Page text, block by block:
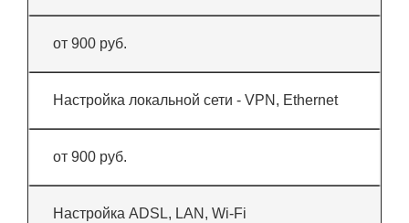
от 900 руб.
Настройка локальной сети - VPN, Ethernet
от 900 руб.
Настройка ADSL, LAN, Wi-Fi